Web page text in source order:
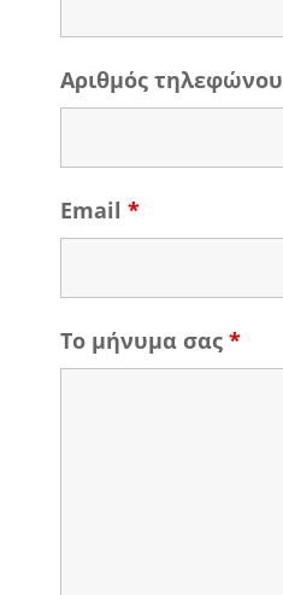
Αριθμός τηλεφώνου
Email *
Το μήνυμα σας *